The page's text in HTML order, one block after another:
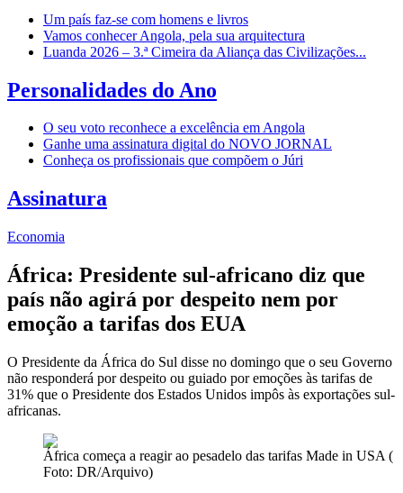
Um país faz-se com homens e livros
Vamos conhecer Angola, pela sua arquitectura
Luanda 2026 – 3.ª Cimeira da Aliança das Civilizações...
Personalidades do Ano
O seu voto reconhece a excelência em Angola
Ganhe uma assinatura digital do NOVO JORNAL
Conheça os profissionais que compõem o Júri
Assinatura
Economia
África: Presidente sul-africano diz que
país não agirá por despeito nem por
emoção a tarifas dos EUA
O Presidente da África do Sul disse no domingo que o seu Governo
não responderá por despeito ou guiado por emoções às tarifas de
31% que o Presidente dos Estados Unidos impôs às exportações sul-
africanas.
África começa a reagir ao pesadelo das tarifas Made in USA (
Foto: DR/Arquivo)